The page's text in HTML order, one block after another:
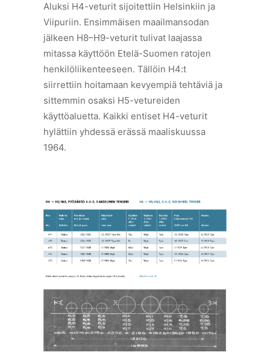
Aluksi H4-veturit sijoitettiin Helsinkiin ja
Viipuriin. Ensimmäisen maailmansodan
jälkeen H8–H9-veturit tulivat laajassa
mitassa käyttöön Etelä-Suomen ratojen
henkilöliikenteeseen. Tällöin H4:t
siirrettiin hoitamaan kevyempiä tehtäviä ja
sittemmin osaksi H5-vetureiden
käyttöaluetta. Kaikki entiset H4-veturit
hylättiin yhdessä erässä maaliskuussa
1964.